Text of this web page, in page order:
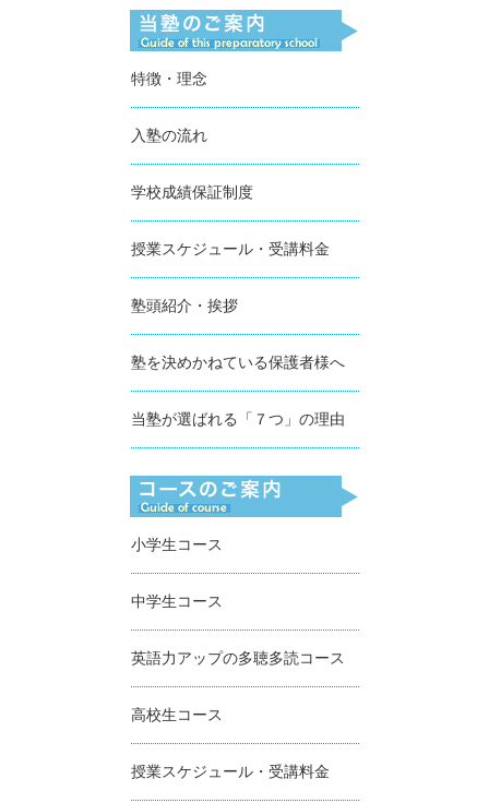
特徴・理念
入塾の流れ
学校成績保証制度
授業スケジュール・受講料金
塾頭紹介・挨拶
塾を決めかねている保護者様へ
当塾が選ばれる「７つ」の理由
小学生コース
中学生コース
英語力アップの多聴多読コース
高校生コース
授業スケジュール・受講料金